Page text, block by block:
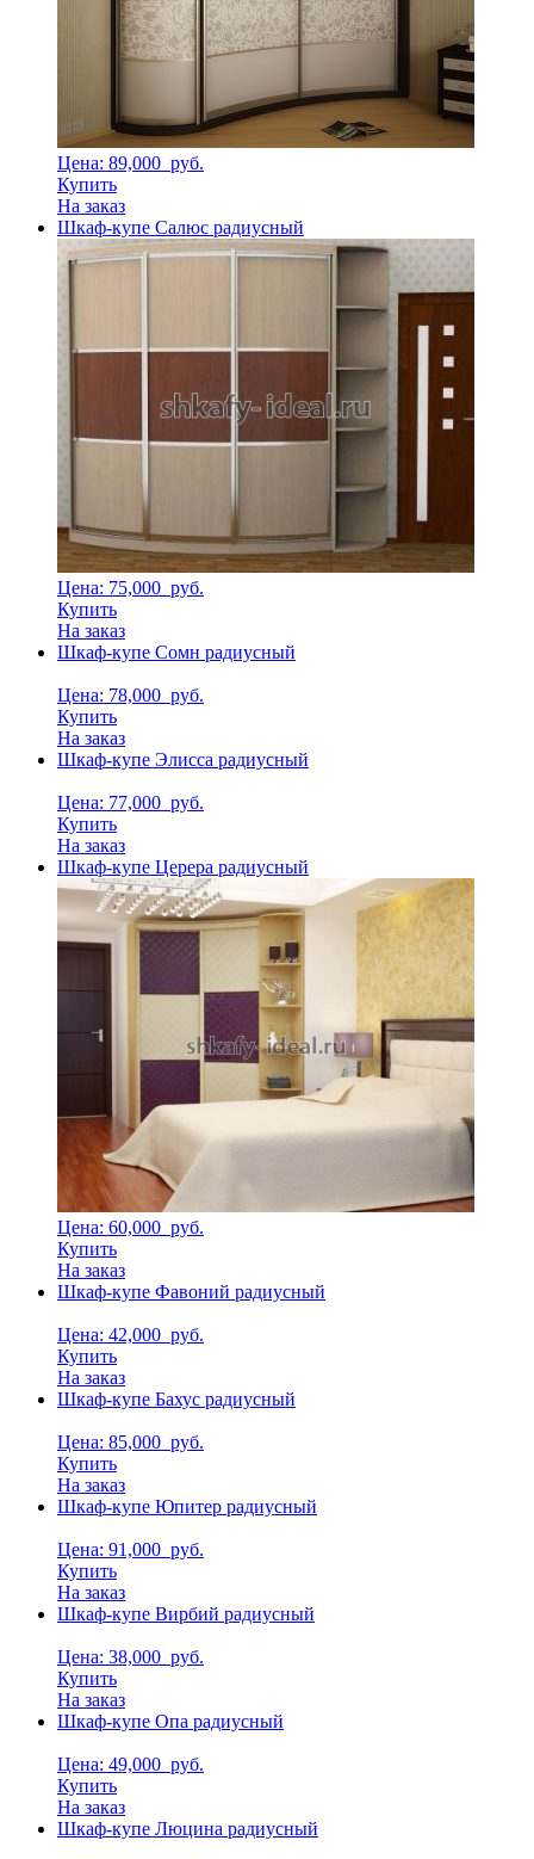
Цена: 89,000 руб.
Купить
На заказ
Шкаф-купе Салюс радиусный
Цена: 75,000 руб.
Купить
На заказ
Шкаф-купе Сомн радиусный
Цена: 78,000 руб.
Купить
На заказ
Шкаф-купе Элисса радиусный
Цена: 77,000 руб.
Купить
На заказ
Шкаф-купе Церера радиусный
Цена: 60,000 руб.
Купить
На заказ
Шкаф-купе Фавоний радиусный
Цена: 42,000 руб.
Купить
На заказ
Шкаф-купе Бахус радиусный
Цена: 85,000 руб.
Купить
На заказ
Шкаф-купе Юпитер радиусный
Цена: 91,000 руб.
Купить
На заказ
Шкаф-купе Вирбий радиусный
Цена: 38,000 руб.
Купить
На заказ
Шкаф-купе Опа радиусный
Цена: 49,000 руб.
Купить
На заказ
Шкаф-купе Люцина радиусный